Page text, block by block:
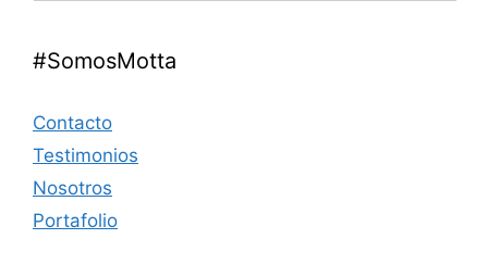
#SomosMotta
Contacto
Testimonios
Nosotros
Portafolio